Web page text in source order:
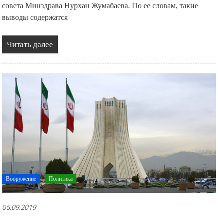
совета Минздрава Нурхан Жумабаева. По ее словам, такие
выводы содержатся
Читать далее
Вооружение Политика
05.09.2019